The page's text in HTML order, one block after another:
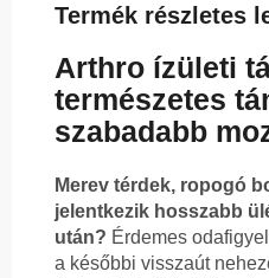
Termék részletes
Arthro ízületi
természetes
szabadabb
Merev térdek, ropogó
jelentkezik hosszabb
után? Érdemes
a későbbi visszaút